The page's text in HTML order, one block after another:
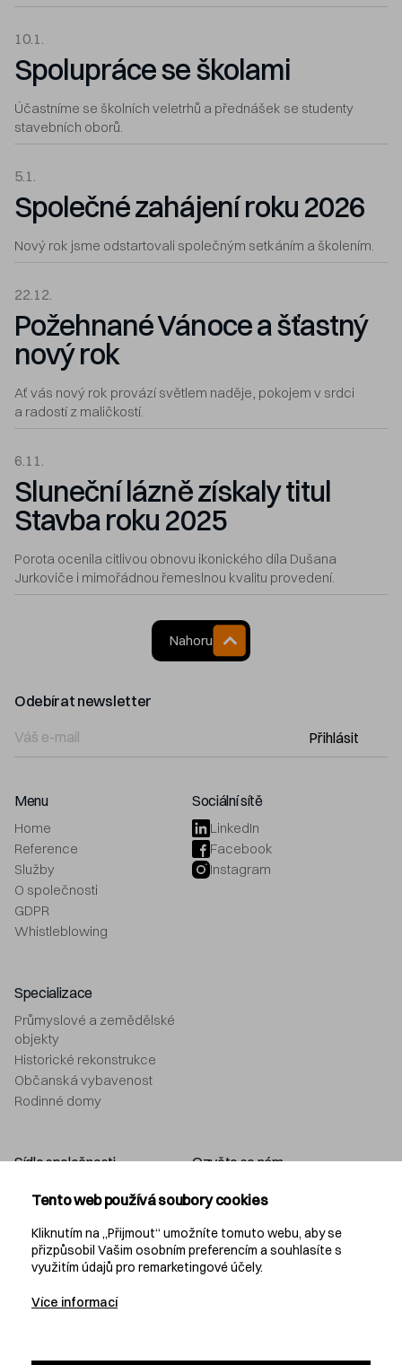
10.1.
Spolupráce se školami
Účastníme se školních veletrhů a přednášek se studenty
stavebních oborů.
5.1.
Společné zahájení roku 2026
Nový rok jsme odstartovali společným setkáním a školením.
22.12.
Požehnané Vánoce a šťastný
nový rok
Ať vás nový rok provází světlem naděje, pokojem v srdci
a radostí z maličkostí.
6.11.
Sluneční lázně získaly titul
Stavba roku 2025
Porota ocenila citlivou obnovu ikonického díla Dušana
Jurkoviče i mimořádnou řemeslnou kvalitu provedení.
Nahoru
Menu
Home
Reference
Služby
O společnosti
GDPR
Whistleblowing
Sociální sítě
LinkedIn
Facebook
Instagram
Specializace
Průmyslové a zemědělské
objekty
Historické rekonstrukce
Občanská vybavenost
Rodinné domy
Sídlo společnosti
Navláčil stavební firma, s.r.o.
Bartošova 5532
760 01 Zlín
Ozvěte se nám
+420 577 212 049
info@navlacil.cz
DEVELOPMENT
Odebírat newsletter
Přihlásit
Tento web používá soubory cookies
Kliknutím na „Přijmout“ umožníte tomuto webu, aby se
přizpůsobil Vašim osobním preferencím a souhlasíte s
využitím údajů pro remarketingové účely.
Více informací